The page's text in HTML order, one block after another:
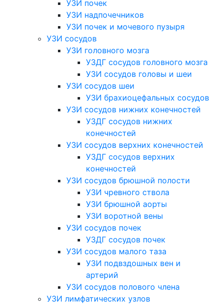
УЗИ почек
УЗИ надпочечников
УЗИ почек и мочевого пузыря
УЗИ сосудов
УЗИ головного мозга
УЗДГ сосудов головного мозга
УЗИ сосудов головы и шеи
УЗИ сосудов шеи
УЗИ брахиоцефальных сосудов
УЗИ сосудов нижних конечностей
УЗДГ сосудов нижних
конечностей
УЗИ сосудов верхних конечностей
УЗДГ сосудов верхних
конечностей
УЗИ сосудов брюшной полости
УЗИ чревного ствола
УЗИ брюшной аорты
УЗИ воротной вены
УЗИ сосудов почек
УЗДГ сосудов почек
УЗИ сосудов малого таза
УЗИ подвздошных вен и
артерий
УЗИ сосудов полового члена
УЗИ лимфатических узлов